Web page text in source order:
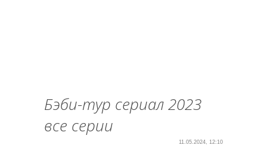
Бэби-тур сериал 2023
все серии
11.05.2024, 12:10